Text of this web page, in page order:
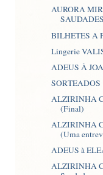
AURORA
SAUDADES
BILHETES A
Lingerie
ADEUS À
SORTEADOS
ALZIRINHA
(Final)
ALZIRINHA
(Uma
ADEUS à
ALZIRINHA